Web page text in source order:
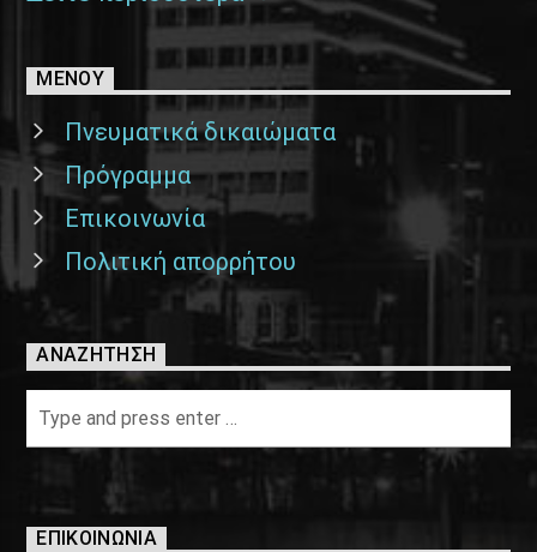
ΜΕΝΟΥ
Πνευματικά δικαιώματα
Πρόγραμμα
Επικοινωνία
Πολιτική απορρήτου
ΑΝΑΖΉΤΗΣΗ
ΕΠΙΚΟΙΝΩΝΊΑ